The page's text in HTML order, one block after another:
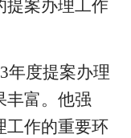
提案办理工作
年度提案办理
丰富。他强
工作的重要环